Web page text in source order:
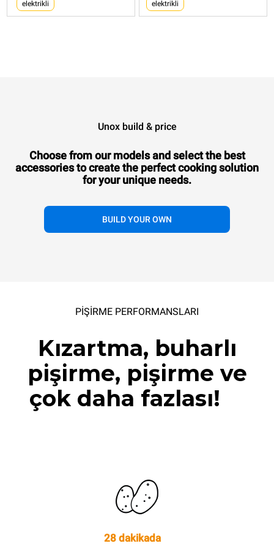
elektrikli elektrikli
Unox build & price
Choose from our models and select the best
accessories tocreate the perfect cooking solution
for your unique needs.
BUILD YOUR OWN
PİŞİRME PERFORMANSLARI
Kızartma, buharlı
pişirme, pişirme ve
çok daha fazlası!
28 dakikada